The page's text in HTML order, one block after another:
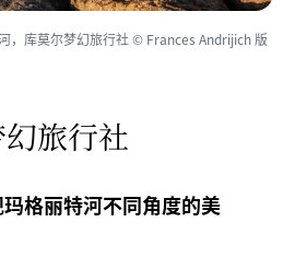
，库莫尔梦幻旅行社 © Frances Andrijich 版
旅行社
格丽特河不同角度的美